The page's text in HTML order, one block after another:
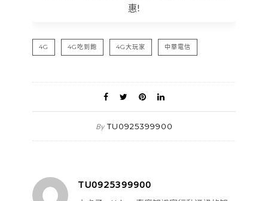
惠!
4G 4G吃到飽 4G大玩家 中華電信
By TU0925399900
TU0925399900